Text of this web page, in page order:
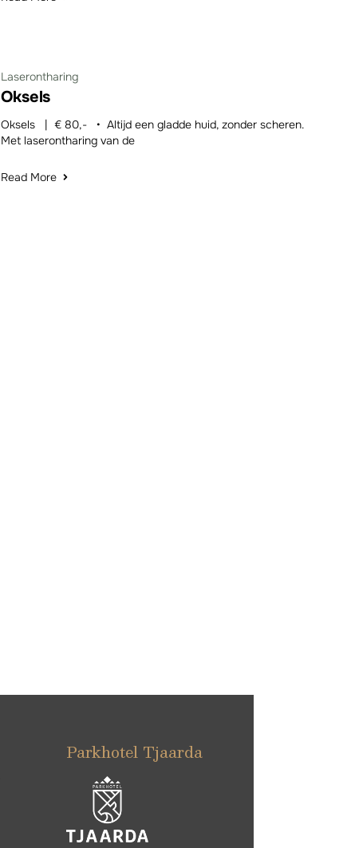
Laserontharing
Oksels
Oksels | € 80,- • Altijd een gladde huid, zonder scheren.
Met laserontharing van de
Read More
Parkhotel Tjaarda